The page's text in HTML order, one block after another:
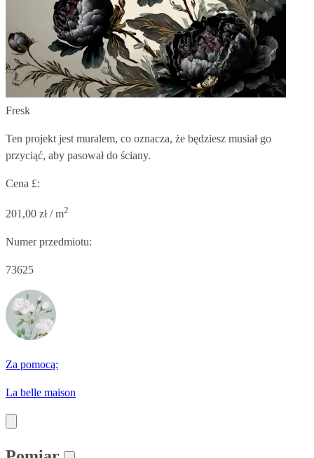
Fresk
Ten projekt jest muralem, co oznacza, że będziesz musiał go
przyciąć, aby pasował do ściany.
Cena £:
201,00 zł / m2
Numer przedmiotu:
73625
Za pomocą:
La belle maison